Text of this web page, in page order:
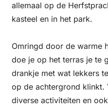
allemaal op de
kasteel en in het park.
Omringd door de warme
doe je op het terras je te
drankje met wat lekkers
op de achtergrond klinkt.
diverse activiteiten en